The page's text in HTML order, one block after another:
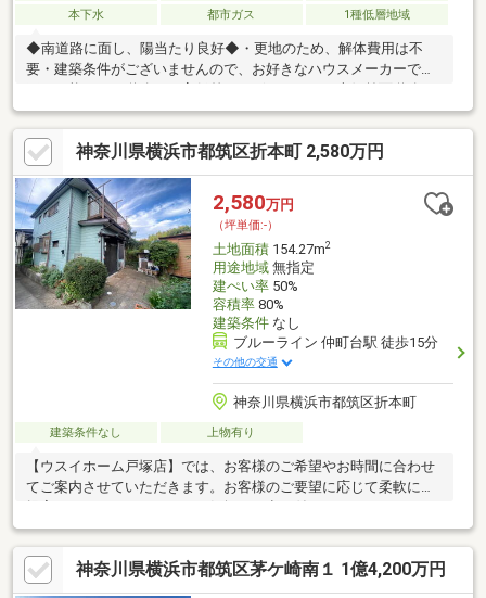
本下水
都市ガス 1種低層地域
◆南道路に面し、陽当たり良好◆・更地のため、解体費用は不
要・建築条件がございませんので、お好きなハウスメーカーで施
幅員約9.0ｍございますので、開放感があります・接道間口が約
13.3ｍのため、南側からの暖かい陽が差し込みます・区画整理さ
れたきれいな街並み・閑静な住宅街の為、落ち着いた住環境
神奈川県横浜市都筑区折本町 2,580万円
2,580万円
（坪単価:-）
土地面積154.27m2
用途地域無指定
建ぺい率50%
容積率80%
建築条件なし
ブルーライン 仲町台駅 徒歩15分
その他の交通
神奈川県横浜市都筑区折本町
建築条件なし 上物有り
【ウスイホーム戸塚店】では、お客様のご希望やお時間に合わせ
てご案内させていただきます。お客様のご要望に応じて柔軟にご
でのお問い合わせの際にはコメント欄にご希望を記載して下さ
い。※お電話でのお問い合わせの際には担当スタッフに直接お申
し付け下さい。ウスイホームはリフォームや注文住宅など、幅広
く手掛けております。売却のご相談もお気軽にお申し付けくださ
神奈川県横浜市都筑区茅ケ崎南１ 1億4,200万円